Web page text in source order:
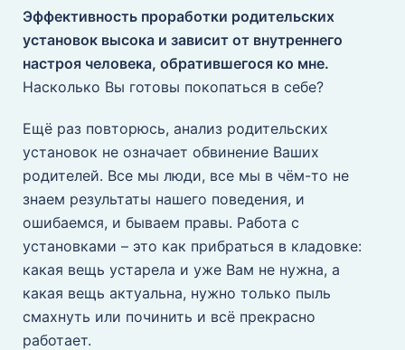
Эффективность проработки родительских
установок высока и зависит от внутреннего
настроя человека, обратившегося ко мне.
Насколько Вы готовы покопаться в себе?
Ещё раз повторюсь, анализ родительских
установок не означает обвинение Ваших
родителей. Все мы люди, все мы в чём-то не
знаем результаты нашего поведения, и
ошибаемся, и бываем правы. Работа с
установками – это как прибраться в кладовке:
какая вещь устарела и уже Вам не нужна, а
какая вещь актуальна, нужно только пыль
смахнуть или починить и всё прекрасно
работает.